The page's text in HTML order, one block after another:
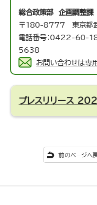
総合政策部 企画調整課
〒180-8777 東京都
電話番号：0422-60-
5638
お問い合わせは専
プレスリリース
前のページへ